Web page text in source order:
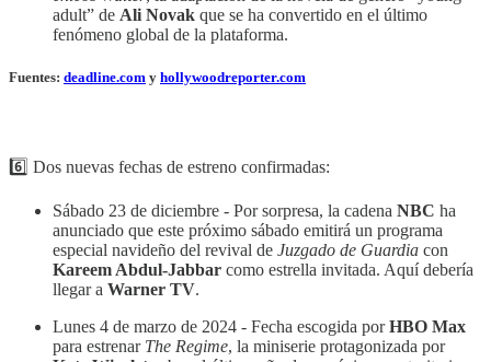
adult” de Ali Novak que se ha convertido en el último
fenómeno global de la plataforma.
Fuentes: deadline.com y hollywoodreporter.com
6️⃣ Dos nuevas fechas de estreno confirmadas:
Sábado 23 de diciembre - Por sorpresa, la cadena NBC ha
anunciado que este próximo sábado emitirá un programa
especial navideño del revival de Juzgado de Guardia con
Kareem Abdul-Jabbar como estrella invitada. Aquí debería
llegar a Warner TV.
Lunes 4 de marzo de 2024 - Fecha escogida porHBO Max
para estrenar The Regime, la miniserie protagonizada por